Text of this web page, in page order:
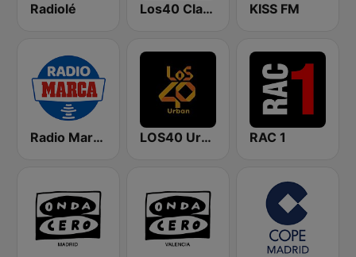
Radiolé Los40 Classic KISS FM
Radio Marca Nacional LOS40 Urban RAC 1